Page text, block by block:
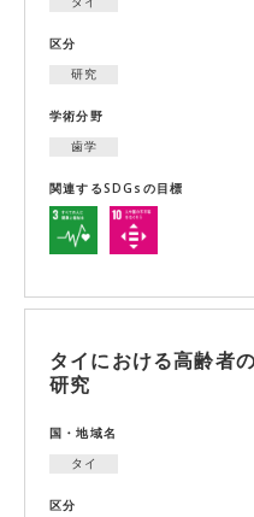
区分
研究
学術分野
歯学
関連するSDGsの目標
タイにおける高齢者
研究
国・地域名
タイ
区分